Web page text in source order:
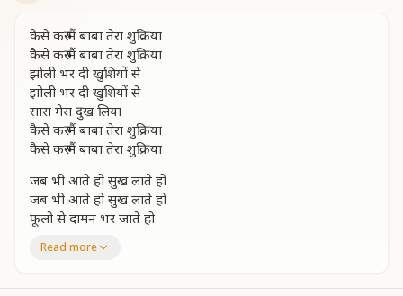
कैसे करु मैं बाबा तेरा शुक्रिया
कैसे करु मैं बाबा तेरा शुक्रिया
झोली भर दी खुशियों से
झोली भर दी खुशियों से
सारा मेरा दुख लिया
कैसे करु मैं बाबा तेरा शुक्रिया
कैसे करु मैं बाबा तेरा शुक्रिया
जब भी आते हो सुख लाते हो
जब भी आते हो सुख लाते हो
फूलो से दामन भर जाते हो
कैसे करु मैं बाबा तेरा शुक्रिया
Read more